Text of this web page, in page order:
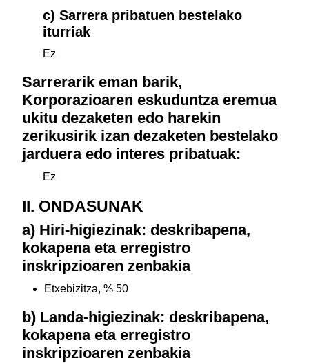
c) Sarrera pribatuen bestelako
iturriak
Ez
Sarrerarik eman barik,
Korporazioaren eskuduntza eremua
ukitu dezaketen edo harekin
zerikusirik izan dezaketen bestelako
jarduera edo interes pribatuak:
Ez
II. ONDASUNAK
a) Hiri-higiezinak: deskribapena,
kokapena eta erregistro
inskripzioaren zenbakia
Etxebizitza, % 50
b) Landa-higiezinak: deskribapena,
kokapena eta erregistro
inskripzioaren zenbakia